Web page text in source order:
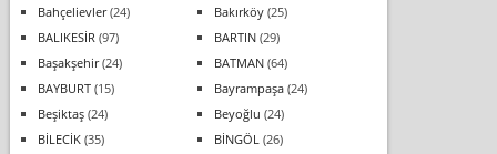
Bahçelievler(24) Bakırköy(25)
BALIKESİR (97) BARTIN(29)
Başakşehir(24) BATMAN(64)
BAYBURT(15) Bayrampaşa(24)
Beşiktaş(24) Beyoğlu (24)
BİLECİK(35) BİNGÖL (26)